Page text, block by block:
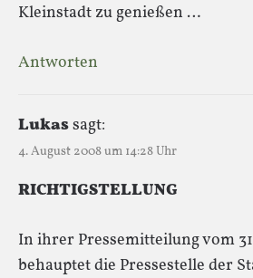
Kleinstadt zu genießen …
Antworten
Lukassagt:
4. August 2008 um 14:28 Uhr
RICHTIGSTELLUNG
In ihrer Pressemitteilung vom
behauptet die Pressestelle der